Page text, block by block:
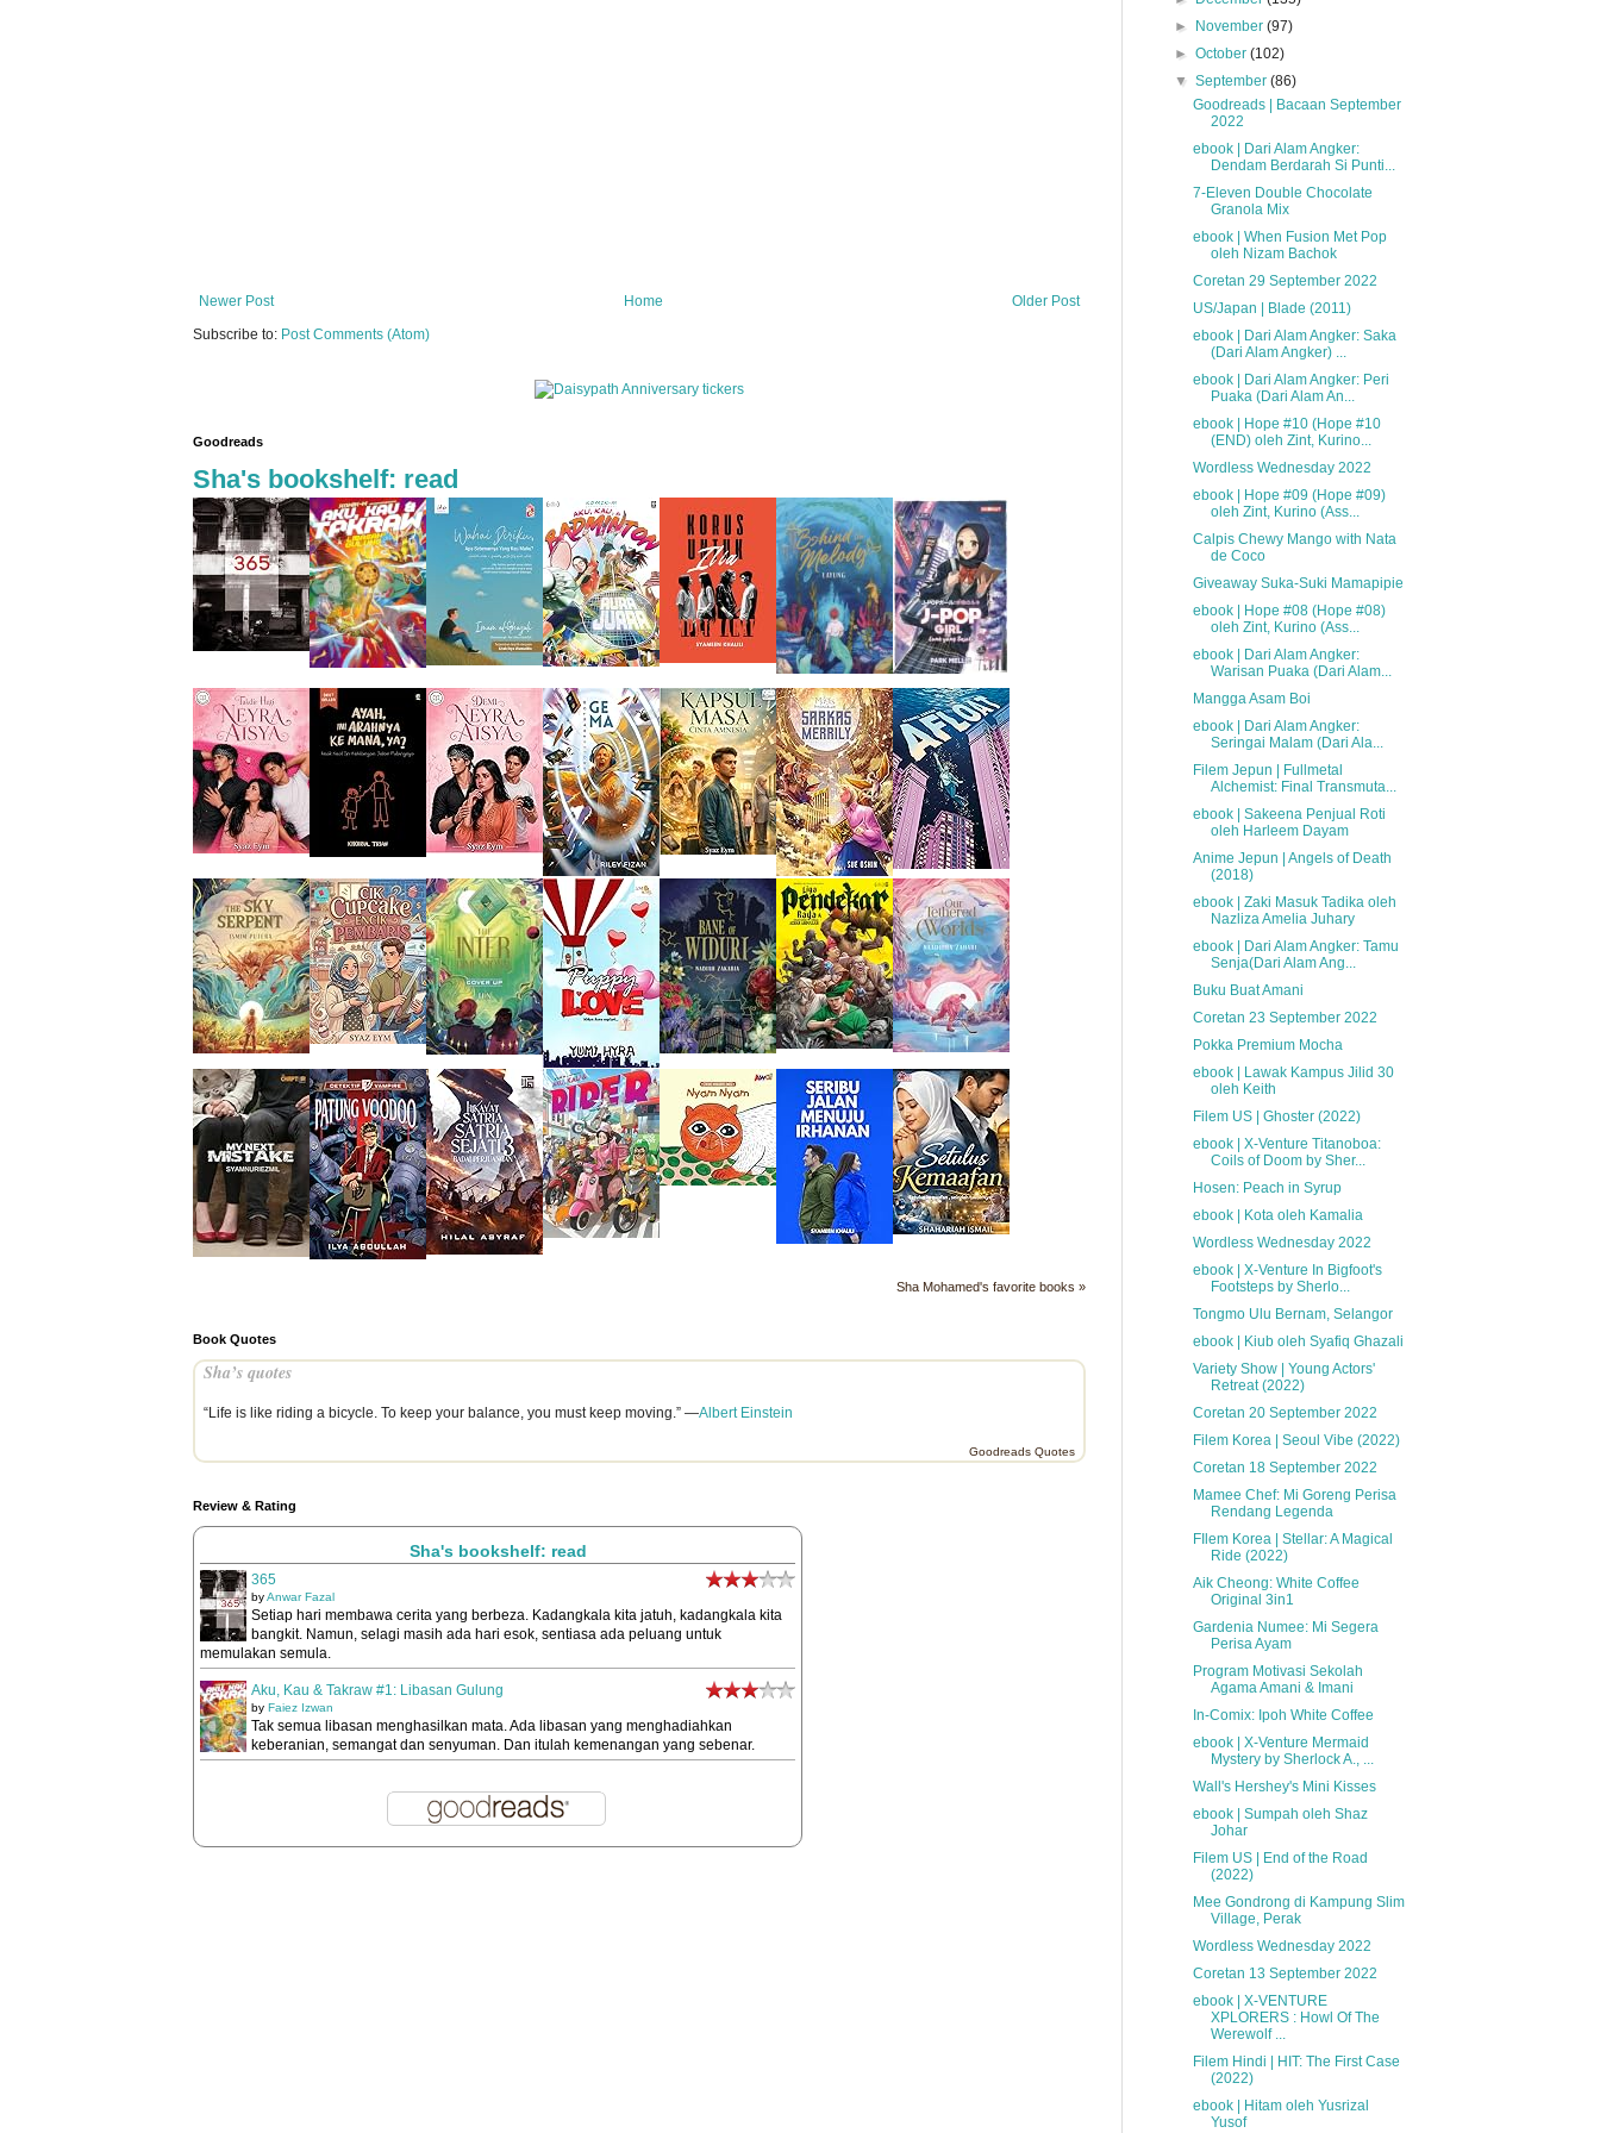
Newer Post Older Post
Home
Subscribe to: Post Comments (Atom)
Goodreads
Sha's bookshelf: read
Sha Mohamed's favorite books »
Book Quotes
Sha’s quotes
“Life is like riding a bicycle. To keep your balance, you must keep moving.” —Albert Einstein
Goodreads Quotes
Review & Rating
Sha's bookshelf: read
365
byAnwar Fazal
Setiap hari membawa cerita yang berbeza. Kadangkala kita jatuh, kadangkala kita
bangkit. Namun, selagi masih ada hari esok, sentiasa ada peluang untuk
memulakan semula.
Aku, Kau & Takraw #1: Libasan Gulung
by Faiez Izwan
Tak semua libasan menghasilkan mata. Ada libasan yang menghadiahkan
keberanian, semangat dan senyuman. Dan itulah kemenangan yang sebenar.
►
November(97)
►October(102)
▼September(86)
Goodreads | Bacaan September
2022
ebook | Dari Alam Angker:
Dendam Berdarah Si Punti...
7-Eleven Double Chocolate
Granola Mix
ebook | When Fusion Met Pop
oleh Nizam Bachok
Coretan 29 September 2022
US/Japan | Blade (2011)
ebook | Dari Alam Angker: Saka
(Dari Alam Angker) ...
ebook | Dari Alam Angker: Peri
Puaka (Dari Alam An...
ebook | Hope #10 (Hope #10
(END) oleh Zint, Kurino...
Wordless Wednesday 2022
ebook | Hope #09 (Hope #09)
oleh Zint, Kurino (Ass...
Calpis Chewy Mango with Nata
de Coco
Giveaway Suka-Suki Mamapipie
ebook | Hope #08 (Hope #08)
oleh Zint, Kurino (Ass...
ebook | Dari Alam Angker:
Warisan Puaka (Dari Alam...
Mangga Asam Boi
ebook | Dari Alam Angker:
Seringai Malam (Dari Ala...
Filem Jepun | Fullmetal
Alchemist: Final Transmuta...
ebook | Sakeena Penjual Roti
oleh Harleem Dayam
Anime Jepun | Angels of Death
(2018)
ebook | Zaki Masuk Tadika oleh
Nazliza Amelia Juhary
ebook | Dari Alam Angker: Tamu
Senja(Dari Alam Ang...
Buku Buat Amani
Coretan 23 September 2022
Pokka Premium Mocha
ebook | Lawak Kampus Jilid 30
oleh Keith
Filem US | Ghoster (2022)
ebook | X-Venture Titanoboa:
Coils of Doom by Sher...
Hosen: Peach in Syrup
ebook | Kota oleh Kamalia
Wordless Wednesday 2022
ebook | X-Venture In Bigfoot's
Footsteps by Sherlo...
Tongmo Ulu Bernam, Selangor
ebook | Kiub oleh Syafiq Ghazali
Variety Show | Young Actors'
Retreat (2022)
Coretan 20 September 2022
Filem Korea | Seoul Vibe (2022)
Coretan 18 September 2022
Mamee Chef: Mi Goreng Perisa
Rendang Legenda
FIlem Korea | Stellar: A Magical
Ride (2022)
Aik Cheong: White Coffee
Original 3in1
Gardenia Numee: Mi Segera
Perisa Ayam
Program Motivasi Sekolah
Agama Amani & Imani
In-Comix: Ipoh White Coffee
ebook | X-Venture Mermaid
Mystery by Sherlock A., ...
Wall's Hershey's Mini Kisses
ebook | Sumpah oleh Shaz
Johar
Filem US | End of the Road
(2022)
Mee Gondrong di Kampung Slim
Village, Perak
Wordless Wednesday 2022
Coretan 13 September 2022
ebook | X-VENTURE
XPLORERS : Howl Of The
Werewolf ...
Filem Hindi | HIT: The First Case
(2022)
ebook | Hitam oleh Yusrizal
Yusof